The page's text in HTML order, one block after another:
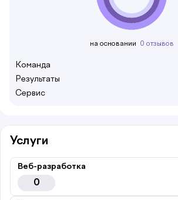
на основании 0 отзывов
Команда
Результаты
Сервис
Услуги
Веб-разработка
0